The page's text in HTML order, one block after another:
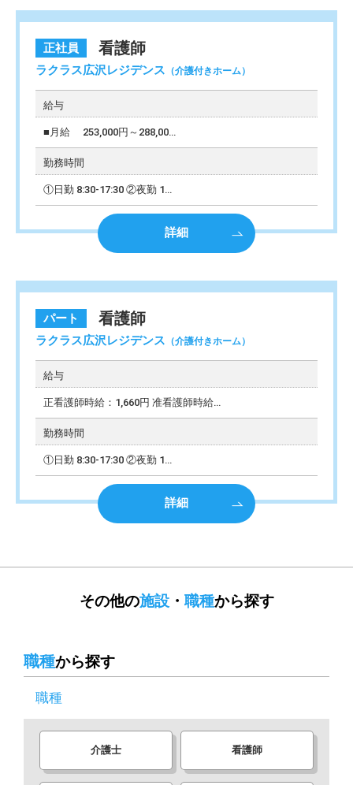
正社員 看護師
ラクラス広沢レジデンス （介護付きホーム）
給与
■月給 253,000円～288,00…
勤務時間
①日勤 8:30-17:30 ②夜勤 1…
詳細
パート 看護師
ラクラス広沢レジデンス （介護付きホーム）
給与
正看護師時給：1,660円 准看護師時給…
勤務時間
①日勤 8:30-17:30 ②夜勤 1…
詳細
その他の施設・ 職種から探す
職種から探す
職種
介護士 看護師